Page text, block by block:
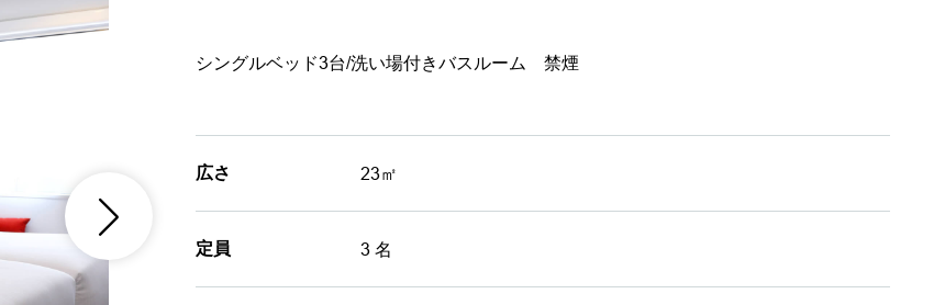
シングルベッド3台/洗い場付きバスルーム 禁煙
広さ 23㎡
定員 3 名